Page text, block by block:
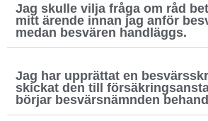
Jag skulle vilja fråga om råd
mitt ärende innan jag anför
medan besvären handläggs.
Jag har upprättat en
skickat den till
börjar besvärsnämnden